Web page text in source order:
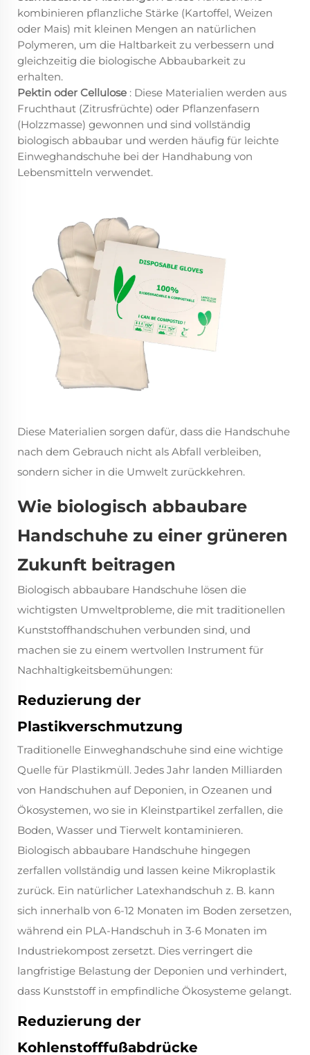
kombinieren pflanzliche Stärke (Kartoffel, Weizen
oder Mais) mit kleinen Mengen an natürlichen
Polymeren, um die Haltbarkeit zu verbessern und
gleichzeitig die biologische Abbaubarkeit zu
erhalten.
Pektin oder Cellulose : Diese Materialien werden aus
Fruchthaut (Zitrusfrüchte) oder Pflanzenfasern
(Holzzmasse) gewonnen und sind vollständig
biologisch abbaubar und werden häufig für leichte
Einweghandschuhe bei der Handhabung von
Lebensmitteln verwendet.
Diese Materialien sorgen dafür, dass die Handschuhe
nach dem Gebrauch nicht als Abfall verbleiben,
sondern sicher in die Umwelt zurückkehren.
Wie biologisch abbaubare
Handschuhe zu einer grüneren
Zukunft beitragen
Biologisch abbaubare Handschuhe lösen die
wichtigsten Umweltprobleme, die mit traditionellen
Kunststoffhandschuhen verbunden sind, und
machen sie zu einem wertvollen Instrument für
Nachhaltigkeitsbemühungen:
Reduzierung der
Plastikverschmutzung
Traditionelle Einweghandschuhe sind eine wichtige
Quelle für Plastikmüll. Jedes Jahr landen Milliarden
von Handschuhen auf Deponien, in Ozeanen und
Ökosystemen, wo sie in Kleinstpartikel zerfallen, die
Boden, Wasser und Tierwelt kontaminieren.
Biologisch abbaubare Handschuhe hingegen
zerfallen vollständig und lassen keine Mikroplastik
zurück. Ein natürlicher Latexhandschuh z. B. kann
sich innerhalb von 6-12 Monaten im Boden zersetzen,
während ein PLA-Handschuh in 3-6 Monaten im
Industriekompost zersetzt. Dies verringert die
langfristige Belastung der Deponien und verhindert,
dass Kunststoff in empfindliche Ökosysteme gelangt.
Reduzierung der
Kohlenstofffußabdrücke